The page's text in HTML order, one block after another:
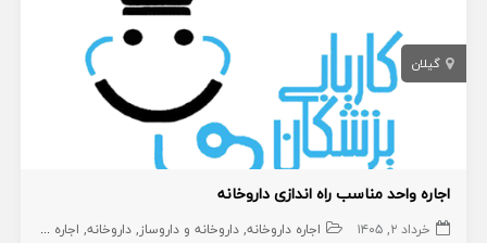
گیلان
اجاره واحد مناسب راه اندازی داروخانه
خرداد ۲, ۱۴۰۵ اجاره داروخانه داروخانه و داروساز داروخانه اجاره داروخانه